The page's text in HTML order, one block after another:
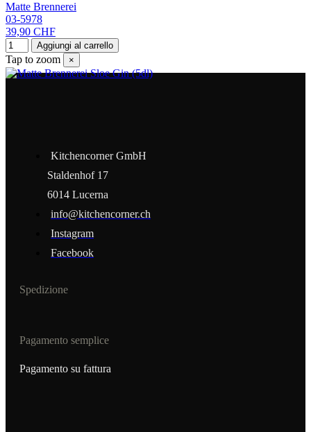
Matte Brennerei
03-5978
39,90 CHF
Aggiungi al carrello
Tap to zoom ×
Kitchencorner GmbH
Staldenhof 17
6014 Lucerna
info@kitchencorner.ch
Instagram
Facebook
Spedizione
Pagamento semplice
Pagamento su fattura